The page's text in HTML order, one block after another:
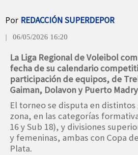
Por REDACCIÓN SUPERDEPOR
| 06/05/2026 16:20
La Liga Regional de Voleibol
fecha de su calendario
participación de equipos, de
Gaiman, Dolavon y Puerto
El torneo se disputa en distintos
zona, en las categorías
16 y Sub 18), y divisiones
y femeninas, ambas con Copa
Plata.